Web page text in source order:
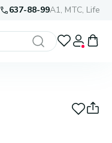
637-88-99A1, МТС, Life